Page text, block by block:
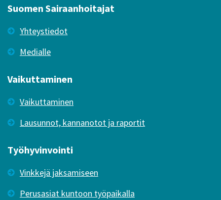
Suomen Sairaanhoitajat
Yhteystiedot
Medialle
Vaikuttaminen
Vaikuttaminen
Lausunnot, kannanotot ja raportit
Työhyvinvointi
Vinkkejä jaksamiseen
Perusasiat kuntoon työpaikalla